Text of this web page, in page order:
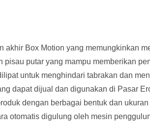
akhir Box Motion yang memungkinkan
pisau putar yang mampu memberikan
untuk menghindari tabrakan dan
dapat dijual dan digunakan di Pasar
dengan berbagai bentuk dan ukuran
otomatis digulung oleh mesin